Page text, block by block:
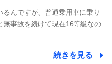
保険株式会社
)
んですが、普通乗用車に乗り
無事故を続けて現在16等級なの
続きを見る